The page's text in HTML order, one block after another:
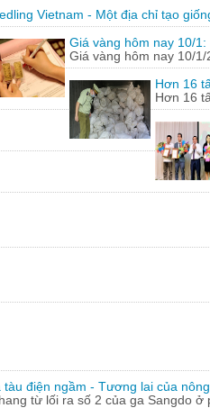
Vietnam - Một địa chỉ tạo
Giá vàng hôm nay 10/
Giá vàng hôm nay 10/
Hơn 16
Hơn 16
điện ngầm - Tương lai của
từ lối ra số 2 của ga Sangdo ở